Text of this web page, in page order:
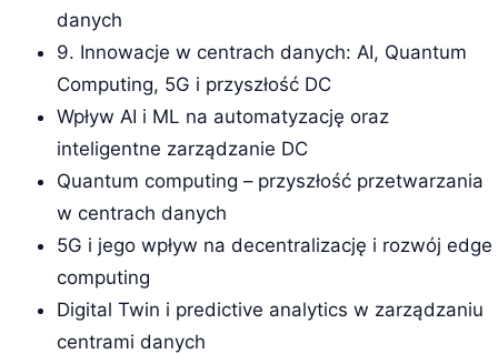
danych
9. Innowacje w centrach danych: AI, Quantum
Computing, 5G i przyszłość DC
Wpływ AI i ML na automatyzację oraz
inteligentne zarządzanie DC
Quantum computing – przyszłość przetwarzania
w centrach danych
5G i jego wpływ na decentralizację i rozwój edge
computing
Digital Twin i predictive analytics w zarządzaniu
centrami danych